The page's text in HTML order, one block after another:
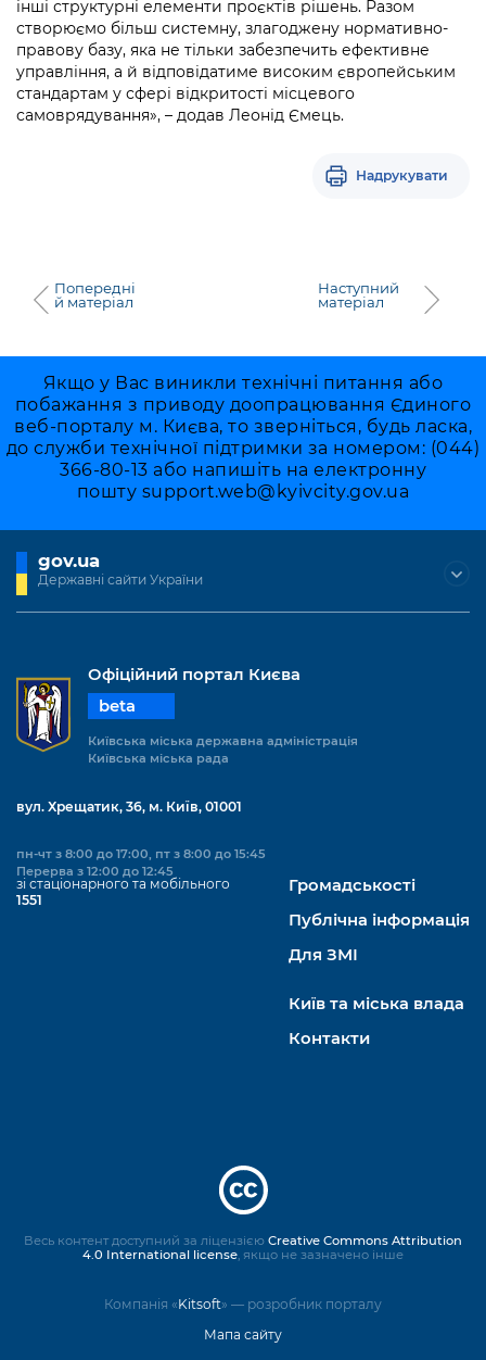
інші структурні елементи проєктів рішень. Разом
створюємо більш системну, злагоджену нормативно-
правову базу, яка не тільки забезпечить ефективне
управління, а й відповідатиме високим європейським
стандартам у сфері відкритості місцевого
самоврядування», – додав Леонід Ємець.
Надрукувати
Попередні
й матеріал
Наступний
матеріал
Якщо у Вас виникли технічні питання або
побажання з приводу доопрацювання Єдиного
веб-порталу м. Києва, то зверніться, будь ласка,
до служби технічної підтримки за номером: (044)
366-80-13 або напишіть на електронну
пошту support.web@kyivcity.gov.ua
gov.ua
Державні сайти України
Офіційний портал Києва
beta
Київська міська державна адміністрація
Київська міська рада
вул. Хрещатик, 36, м. Київ, 01001
пн-чт з 8:00 до 17:00, пт з 8:00 до 15:45
Перерва з 12:00 до 12:45
зі стаціонарного та мобільного
1551
Громадськості
Публічна інформація
Для ЗМІ
Київ та міська влада
Контакти
Компанія «Kitsoft» — розробник порталу
Мапа сайту
Весь контент доступний за ліцензією Creative Commons Attribution
4.0 International license , якщо не зазначено інше